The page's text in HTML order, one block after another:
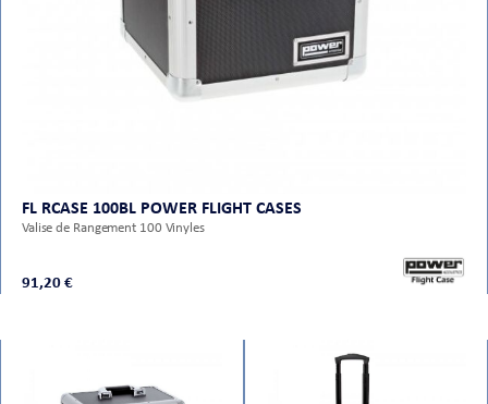
FL RCASE 100BL POWER FLIGHT CASES
Valise de Rangement 100 Vinyles
91,20 €